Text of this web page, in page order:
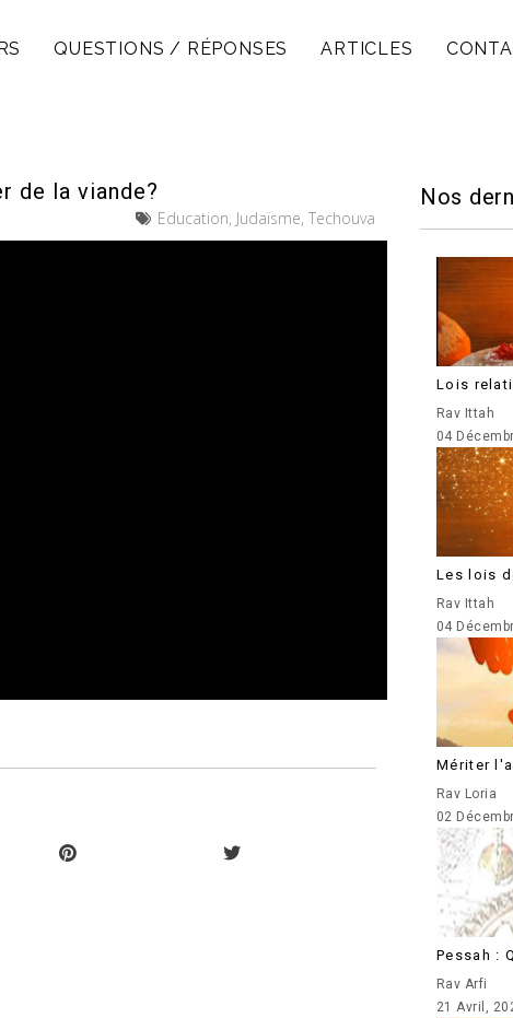
QUESTIONS / RÉPONSES ARTICLES
de la viande?
Education, Judaïsme, Techouva
Nos
Lois
Rav Ittah
04
Les lois
Rav Ittah
04
Mériter
Rav Loria
02
Pessah :
Rav Arfi
21 Avril,